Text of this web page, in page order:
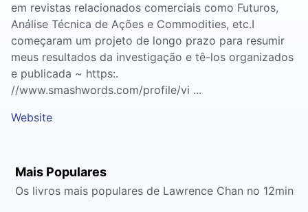
em revistas relacionados comerciais como Futuros,
Análise Técnica de Ações e Commodities, etc.I
começaram um projeto de longo prazo para resumir
meus resultados da investigação e tê-los organizados
e publicada ~ https:.
//www.smashwords.com/profile/vi ...
Website
Mais Populares
Os livros mais populares de Lawrence Chan no 12min